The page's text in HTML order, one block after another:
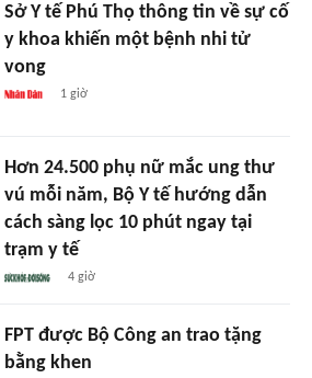
Sở Y tế Phú Thọ thông tin về sự cố
y khoa khiến một bệnh nhi tử
vong
1 giờ
Hơn 24.500 phụ nữ mắc ung thư
vú mỗi năm, Bộ Y tế hướng dẫn
cách sàng lọc 10 phút ngay tại
trạm y tế
4 giờ
FPT được Bộ Công an trao tặng
bằng khen